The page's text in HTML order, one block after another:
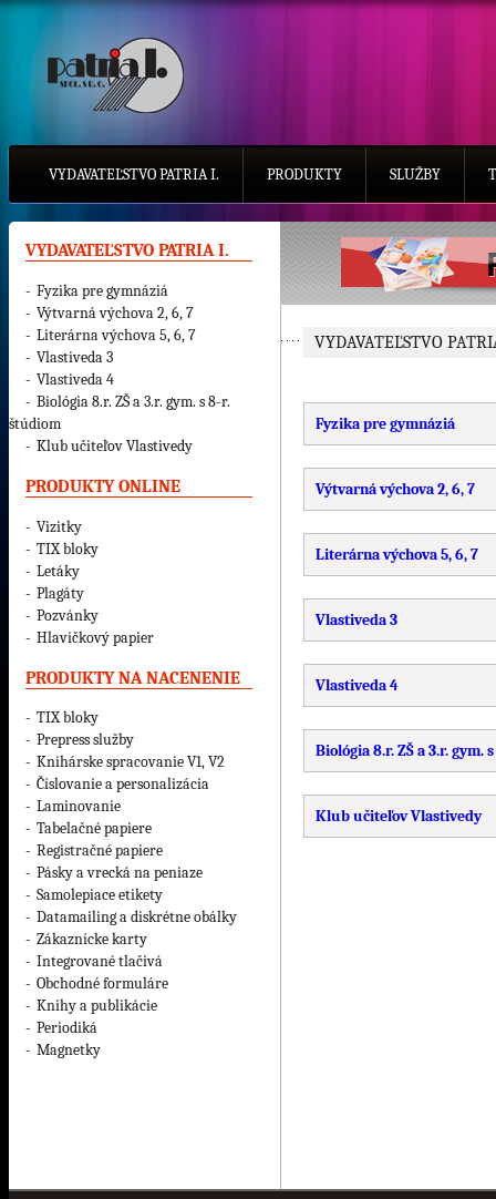
VYDAVATEĽSTVO PATRIA I. PRODUKTY SLUŽBY
VYDAVATEĽSTVO PATRIA I.
- Fyzika pre gymnáziá
- Výtvarná výchova 2, 6, 7
- Literárna výchova 5, 6, 7
- Vlastiveda 3
- Vlastiveda 4
- Biológia 8.r. ZŠ a 3.r. gym. s 8-r.
štúdiom
- Klub učiteľov Vlastivedy
PRODUKTY ONLINE
- Vizitky
- TIX bloky
- Letáky
- Plagáty
- Pozvánky
- Hlavičkový papier
PRODUKTY NA NACENENIE
- TIX bloky
- Prepress služby
- Knihárske spracovanie V1, V2
- Číslovanie a personalizácia
- Laminovanie
- Tabelačné papiere
- Registračné papiere
- Pásky a vrecká na peniaze
- Samolepiace etikety
- Datamailing a diskrétne obálky
- Zákaznícke karty
- Integrované tlačivá
- Obchodné formuláre
- Knihy a publikácie
- Periodiká
- Magnetky
VYDAVATEĽSTVO
Fyzika pre gymnáziá
Výtvarná výchova 2, 6, 7
Literárna výchova 5, 6, 7
Vlastiveda 3
Vlastiveda 4
Biológia 8.r. ZŠ a 3.r. gym.
Klub učiteľov Vlastivedy